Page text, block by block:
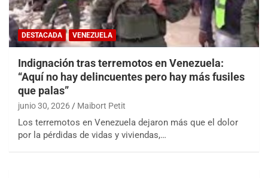
DESTACADA VENEZUELA
Indignación tras terremotos en Venezuela:
“Aquí no hay delincuentes pero hay más fusiles
que palas”
junio 30, 2026 Maibort Petit
Los terremotos en Venezuela dejaron más que el dolor
por la pérdidas de vidas y viviendas,…